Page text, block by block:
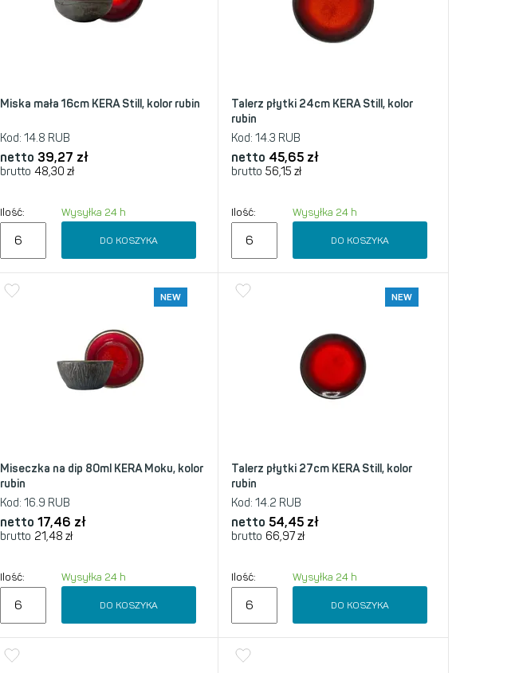
Miska mała 16cm KERA Still, kolor rubin
Kod: 14.8 RUB
netto 39,27 zł
brutto 48,30zł
Ilość: Wysyłka 24 h
DO KOSZYKA
Talerz płytki 24cm KERA Still, kolor
rubin
Kod: 14.3 RUB
netto 45,65 zł
brutto 56,15 zł
Ilość: Wysyłka 24 h
DO KOSZYKA
NEW
Miseczka na dip 80ml KERA Moku, kolor
rubin
Kod: 16.9 RUB
netto 17,46 zł
brutto 21,48zł
Ilość: Wysyłka 24 h
DO KOSZYKA
NEW
Talerz płytki 27cm KERA Still, kolor
rubin
Kod: 14.2 RUB
netto 54,45 zł
brutto 66,97zł
Ilość: Wysyłka 24 h
DO KOSZYKA